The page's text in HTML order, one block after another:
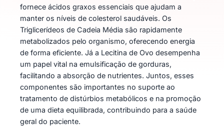
fornece ácidos graxos essenciais que ajudam a
manter os níveis de colesterol saudáveis. Os
Triglicerídeos de Cadeia Média são rapidamente
metabolizados pelo organismo, oferecendo energia
de forma eficiente. Já a Lecitina de Ovo desempenha
um papel vital na emulsificação de gorduras,
facilitando a absorção de nutrientes. Juntos, esses
componentes são importantes no suporte ao
tratamento de distúrbios metabólicos e na promoção
de uma dieta equilibrada, contribuindo para a saúde
geral do paciente.